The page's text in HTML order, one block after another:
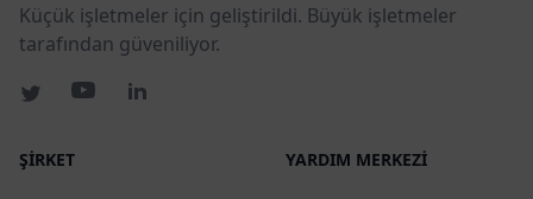
Küçük işletmeler için geliştirildi. Büyük işletmeler
tarafından güveniliyor.
ŞIRKET YARDIM MERKEZI